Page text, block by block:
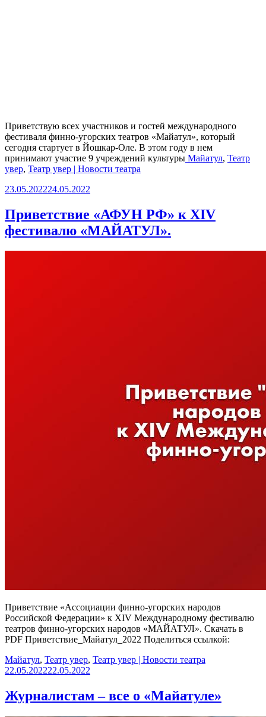
Приветствую всех участников и гостей международного
фестиваля финно-угорских театров «Майатул», который
сегодня стартует в Йошкар-Оле. В этом году в нем
принимают участие 9 учреждений культуры Майатул, Театр
увер, Театр увер | Новости театра
23.05.202224.05.2022
Приветствие «АФУН РФ» к XIV
фестивалю «МАЙАТУЛ».
Приветствие «Ассоциации финно-угорских народов
Российской Федерации» к XIV Международному фестивалю
театров финно-угорских народов «МАЙАТУЛ». Скачать в
PDF Приветствие_Майатул_2022 Поделиться ссылкой:
Майатул, Театр увер, Театр увер | Новости театра
22.05.202222.05.2022
Журналистам – все о «Майатуле»